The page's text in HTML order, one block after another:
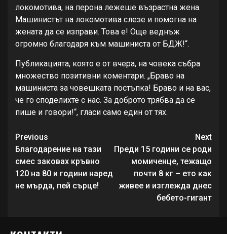
локомотива, на перона лежеше възрастна жена.
Машинистът на локомотива слезе и помогна на
жената да се изправи. Това е! Още веднъж
огромно благодаря към машиниста от БДЖ!“.
Публикацията, която е от вчера, на човека събра
множество позитивни коментари. „Браво на
машиниста за човешката постъпка! Браво и на вас,
че го споделихте с нас. За доброто трябва да се
пише и говори!“, гласи само един от тях.
Continue
Reading
Previous
Благодарение на тази
смес заковах кръвно
120 на 80 и години наред
не мърда, пей сърце!
Next
Преди 15 години се роди
момиченце, тежащо
почти 8 кг – ето как
живее и изглежда днес
бебето-гигант